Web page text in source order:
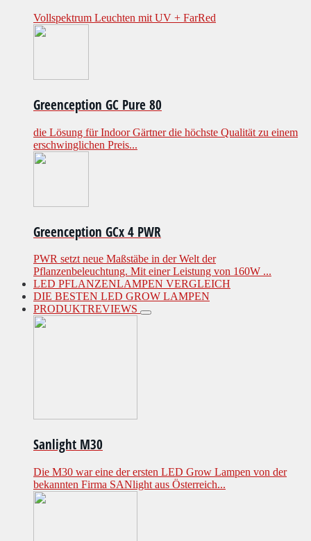
Vollspektrum Leuchten mit UV + FarRed
Greenception GC Pure 80
die Lösung für Indoor Gärtner die höchste Qualität zu einem
erschwinglichen Preis...
Greenception GCx 4 PWR
PWR setzt neue Maßstäbe in der Welt der
Pflanzenbeleuchtung. Mit einer Leistung von 160W ...
LED PFLANZENLAMPEN VERGLEICH
DIE BESTEN LED GROW LAMPEN
PRODUKTREVIEWS
Sanlight M30
Die M30 war eine der ersten LED Grow Lampen von der
bekannten Firma SANlight aus Österreich...